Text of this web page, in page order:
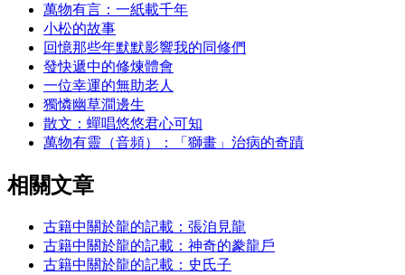
萬物有言：一紙載千年
小松的故事
回憶那些年默默影響我的同修們
發快遞中的修煉體會
一位幸運的無助老人
獨憐幽草澗邊生
散文：蟬唱悠悠君心可知
萬物有靈（音頻）：「獅畫」治病的奇蹟
相關文章
古籍中關於龍的記載：張洎見龍
古籍中關於龍的記載：神奇的豢龍戶
古籍中關於龍的記載：史氏子